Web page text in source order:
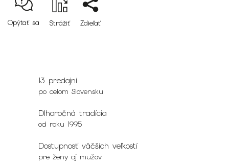
Opýtať sa Strážiť Zdieľať
13 predajní
po celom Slovensku
Dlhoročná tradícia
od roku 1995
Dostupnosť väčších veľkostí
pre ženy aj mužov